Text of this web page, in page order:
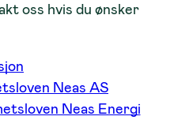
oss hvis du ønsker
Neas AS
Neas Energi